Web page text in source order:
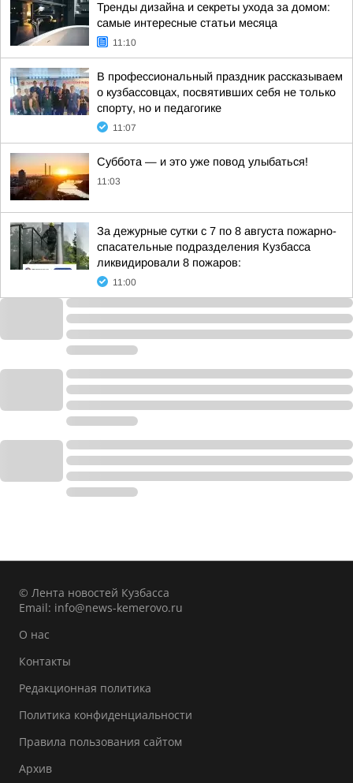
Тренды дизайна и секреты ухода за домом:
самые интересные статьи месяца
11:10
В профессиональный праздник рассказываем
о кузбассовцах, посвятивших себя не только
спорту, но и педагогике
11:07
Суббота — и это уже повод улыбаться!
11:03
За дежурные сутки с 7 по 8 августа пожарно-
спасательные подразделения Кузбасса
ликвидировали 8 пожаров:
11:00
© Лента новостей Кузбасса
Email: info@news-kemerovo.ru
О нас
Контакты
Редакционная политика
Политика конфиденциальности
Правила пользования сайтом
Архив